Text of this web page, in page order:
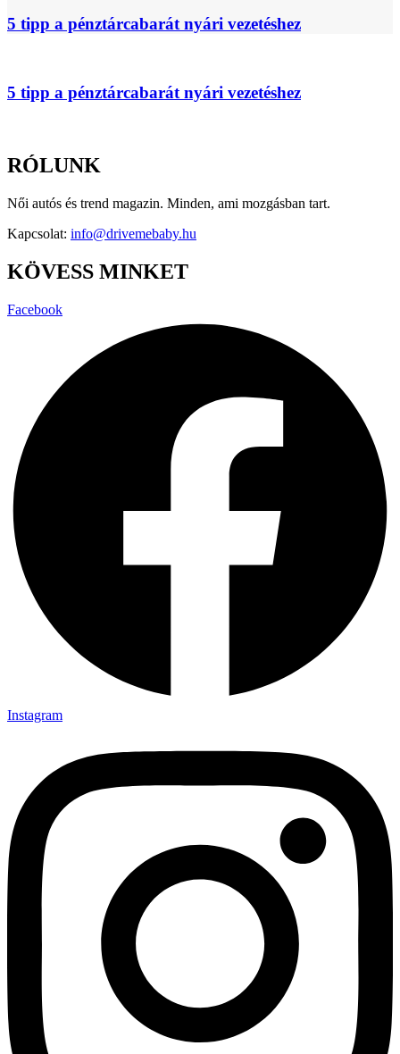
5 tipp a pénztárcabarát nyári vezetéshez
5 tipp a pénztárcabarát nyári vezetéshez
RÓLUNK
Női autós és trend magazin. Minden, ami mozgásban tart.
Kapcsolat: info@drivemebaby.hu
KÖVESS MINKET
Facebook
Instagram